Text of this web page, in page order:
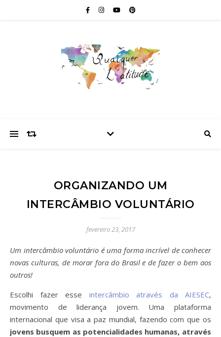
ORGANIZANDO UM
INTERCÂMBIO VOLUNTÁRIO
fevereiro 23, 2017
Um intercâmbio voluntário é uma forma incrível de conhecer
novas culturas, de morar fora do Brasil e de fazer o bem aos
outros!
Escolhi fazer esse intercâmbio através da AIESEC,
movimento de liderança jovem. Uma plataforma
internacional que visa a paz mundial, fazendo com que os
jovens busquem as potencialidades humanas, através